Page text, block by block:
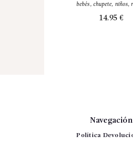
bebés, chupete, niños,
14.95 €
Navegación
Política